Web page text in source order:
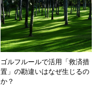
ゴルフルールで活用「救済措
置」の勘違いはなぜ生じるの
か？